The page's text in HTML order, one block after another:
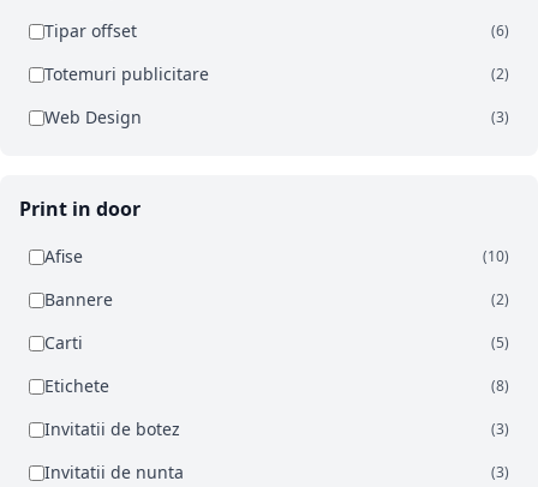
Tipar offset (6)
Totemuri publicitare (2)
Web Design (3)
Print in door
Afise (10)
Bannere (2)
Carti (5)
Etichete (8)
Invitatii de botez (3)
Invitatii de nunta (3)